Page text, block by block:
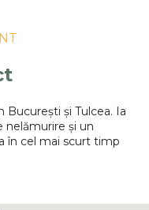
și Tulcea. Ia
nelămurire și un
în cel mai scurt timp